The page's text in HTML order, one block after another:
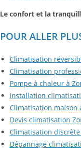
Le confort et la
POUR ALLER
Climatisation
Climatisation
Pompe à chaleur à
Installation
Climatisation maison
Devis climatisation
Climatisation discrète
Dépannage